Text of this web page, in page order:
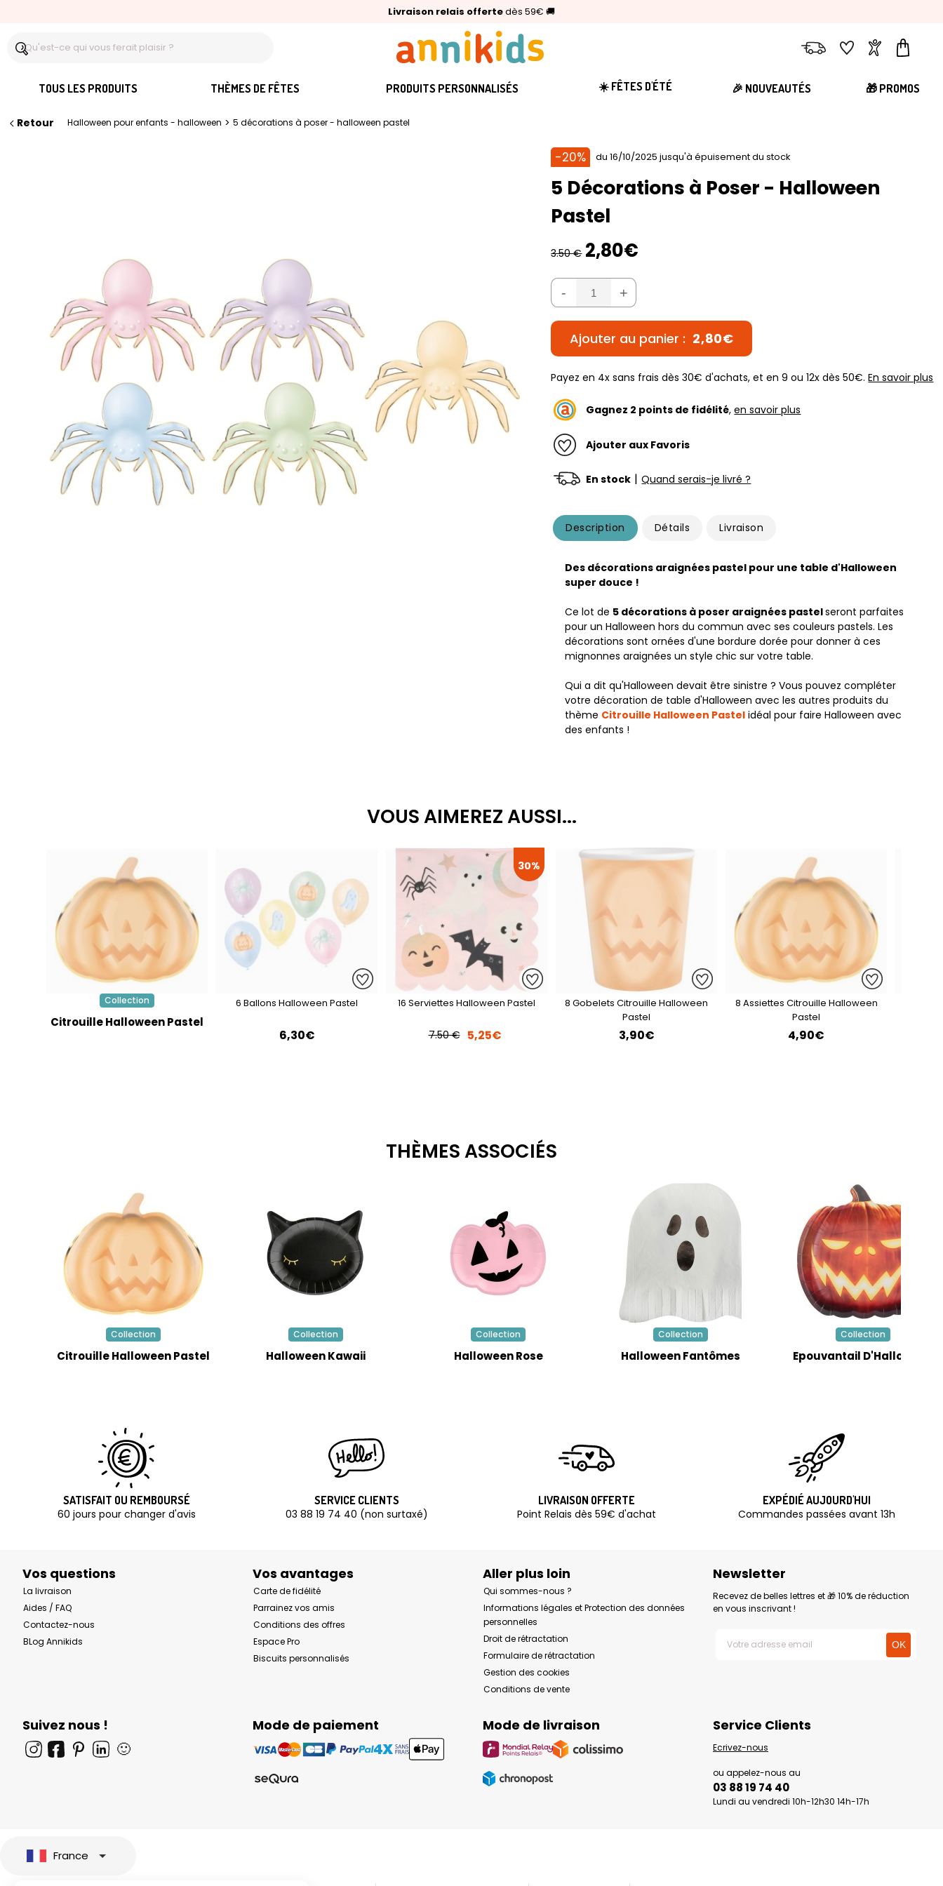
Livraison relais offertedès 59€ 🚚
🥇Palmarès Capital 2025 :Annikids N°1
⭐⭐⭐⭐⭐4,6/5(24 000 avis clients)
LivraisonFavorisComptePanier
TOUS LES PRODUITS THÈMES DE FÊTES PRODUITS PERSONNALISÉS ☀️ FÊTES D'ÉTÉ 🎉 NOUVEAUTÉS 🎁 PROMOS
Retour Halloween pour enfants - halloween > 5 décorations à poser - halloween pastel
-20% du 16/10/2025 jusqu'à épuisement du stock
5 Décorations à Poser - Halloween
Pastel
3.50 € 2,80€
- +
Ajouter au panier : 2,80€
Payez en 4x sans frais dès 30€ d'achats, et en 9 ou 12x dès 50€.En savoir plus
Gagnez 2 points de fidélité,en savoir plus
Ajouter aux Favoris
En stock | Quand serais-je livré ?
Description Détails Livraison
Des décorations araignées pastel pour une table d'Halloween
super douce !
Ce lot de 5 décorations à poser araignées pastelseront parfaites
pour un Halloween hors du commun avec ses couleurs pastels. Les
décorations sont ornées d'une bordure dorée pour donner à ces
mignonnes araignées un style chic sur votre table.
Qui a dit qu'Halloween devait être sinistre ? Vous pouvez compléter
votre décoration de table d'Halloween avec les autres produits du
thème Citrouille Halloween Pastel idéal pour faire Halloween avec
des enfants !
VOUS AIMEREZ AUSSI...
Collection
Citrouille Halloween Pastel
6 Ballons Halloween Pastel
6,30€
30%
16 Serviettes Halloween Pastel
7.50 € 5,25€
8 Gobelets Citrouille Halloween
Pastel
3,90€
8 Assiettes Citrouille Halloween
Pastel
4,90€
THÈMES ASSOCIÉS
Collection
Citrouille Halloween Pastel
Collection
Halloween Kawaii
Collection
Halloween Rose
Collection
Halloween Fantômes
Collection
Epouvantail D'Halloween
SATISFAIT OU REMBOURSÉ
60 jours pour changer d'avis
SERVICE CLIENTS
03 88 19 74 40 (non surtaxé)
LIVRAISON OFFERTE
Point Relais dès 59€ d'achat
EXPÉDIÉ AUJOURD'HUI
Commandes passées avant 13h
Vos questions
La livraison
Aides / FAQ
Contactez-nous
BLog Annikids
Vos avantages
Carte de fidélité
Parrainez vos amis
Conditions des offres
Espace Pro
Biscuits personnalisés
Aller plus loin
Qui sommes-nous ?
Informations légales et Protection des données
personnelles
Droit de rétractation
Formulaire de rétractation
Gestion des cookies
Conditions de vente
Newsletter
Recevez de belles lettres et 🎁 10% de réduction
en vous inscrivant !
Suivez nous !
🙂
Mode de paiement Mode de livraison Service Clients
Ecrivez-nous
ou appelez-nous au
03 88 19 74 40
Lundi au vendredi 10h-12h30 14h-17h
France